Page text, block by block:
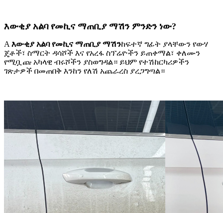
እውቂያ አልባ የመኪና ማጠቢያ ማሽን ምንድን ነው?
A እውቂያ አልባ የመኪና ማጠቢያ ማሽንከፍተኛ ግፊት ያላቸውን የውሃ
ጄቶች፣ ስማርት ዳሳሾች እና የአረፋ ስፕሬዮችን ይጠቀማል፣ ቀለሙን
የሚቧጩ አካላዊ ብሩሾችን ያስወግዳል። ይህም የተሽከርካሪዎችን
ገጽታዎች በመጠበቅ እንከን የለሽ አጨራረስ ያረጋግጣል።